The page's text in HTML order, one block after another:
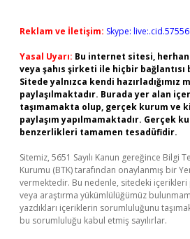
Reklam ve İletişim: Skype:
Yasal Uyarı: Bu internet sitesi,
veya şahıs şirketi ile hiçbir
Sitede yalnızca kendi hazırladığımız
paylaşılmaktadır. Burada yer alan
taşımamakta olup, gerçek kurum ve
paylaşım yapılmamaktadır. Gerçek
benzerlikleri tamamen tesadüfidir.
Sitemiz, 5651 Sayılı Kanun gereğince Bilgi
Kurumu (BTK) tarafından onaylanmış bir
vermektedir. Bu nedenle, sitedeki
veya araştırma yükümlülüğümüz
yazdıkları içeriklerin sorumluluğunu
bu sorumluluğu kabul etmiş sayılırlar.